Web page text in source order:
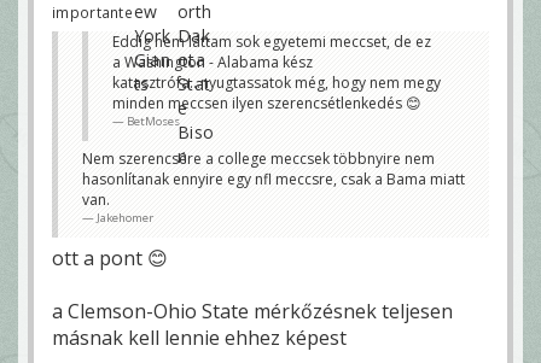
importante
Eddig nem láttam sok egyetemi meccset, de ez
a Washington - Alabama kész
katasztrófa...nyugtassatok még, hogy nem megy
minden meccsen ilyen szerencsétlenkedés 😊
BetMoses
Nem szerencsére a college meccsek többnyire nem
hasonlítanak ennyire egy nfl meccsre, csak a Bama miatt
van.
Jakehomer
ott a pont 😊
a Clemson-Ohio State mérkőzésnek teljesen
másnak kell lennie ehhez képest